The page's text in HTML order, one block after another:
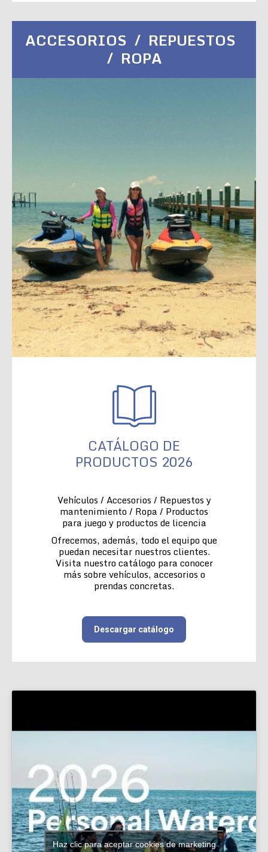
ACCESORIOS / REPUESTOS
/ ROPA
CATÁLOGO DE
PRODUCTOS 2026
Vehículos / Accesorios / Repuestos y
mantenimiento / Ropa / Productos
para juego y productos de licencia
Ofrecemos, además, todo el equipo que
puedan necesitar nuestros clientes.
Visita nuestro catálogo para conocer
más sobre vehículos, accesorios o
prendas concretas.
Descargar catálogo
Haz clic para aceptar cookies de marketing